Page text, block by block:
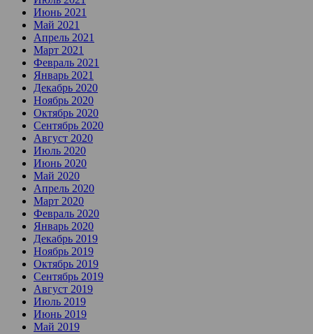
Июнь 2021
Май 2021
Апрель 2021
Март 2021
Февраль 2021
Январь 2021
Декабрь 2020
Ноябрь 2020
Октябрь 2020
Сентябрь 2020
Август 2020
Июль 2020
Июнь 2020
Май 2020
Апрель 2020
Март 2020
Февраль 2020
Январь 2020
Декабрь 2019
Ноябрь 2019
Октябрь 2019
Сентябрь 2019
Август 2019
Июль 2019
Июнь 2019
Май 2019